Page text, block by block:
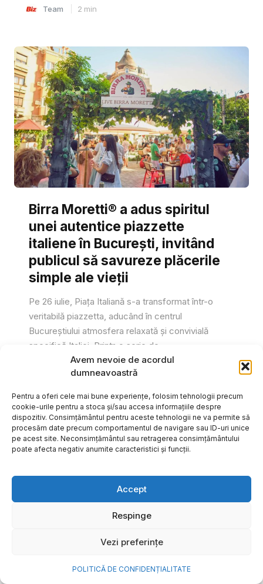
Avem nevoie de acordul
dumneavoastră
Pentru a oferi cele mai bune experiențe, folosim tehnologii precum
cookie-urile pentru a stoca și/sau accesa informațiile despre
dispozitiv. Consimțământul pentru aceste tehnologii ne va permite să
procesăm date precum comportamentul de navigare sau ID-uri unice
pe acest site. Neconsimțământul sau retragerea consimțământului
poate afecta negativ anumite caracteristici și funcții.
Accept
Respinge
Vezi preferințe
POLITICĂ DE CONFIDENȚIALITATE
Team 2 min
Birra Moretti® a adus spiritul
unei autentice piazzette
italiene în București, invitând
publicul să savureze plăcerile
simple ale vieții
Pe 26 iulie, Piața Italiană s-a transformat într-o
veritabilă piazzetta, aducând în centrul
Bucureștiului atmosfera relaxată și convivială
specifică Italiei. Printr-o serie de...
Gabriel Barliga
frumoase amintiri ale verii într-